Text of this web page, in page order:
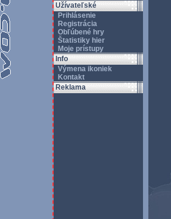
Užívateľské
Prihlásenie
Registrácia
Obľúbené hry
Štatistiky hier
Moje prístupy
Info
Výmena ikoniek
Kontakt
Reklama